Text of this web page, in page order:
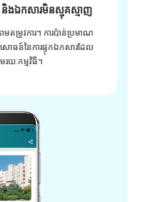
និងឯកសារមិនស្មុគស្មាញ
តម្រូវការ។ ការប៉ាន់ប្រមាណ
ធន៍នៃការផ្ទុកឯកសារដែល
រយៈកម្មវិធី។